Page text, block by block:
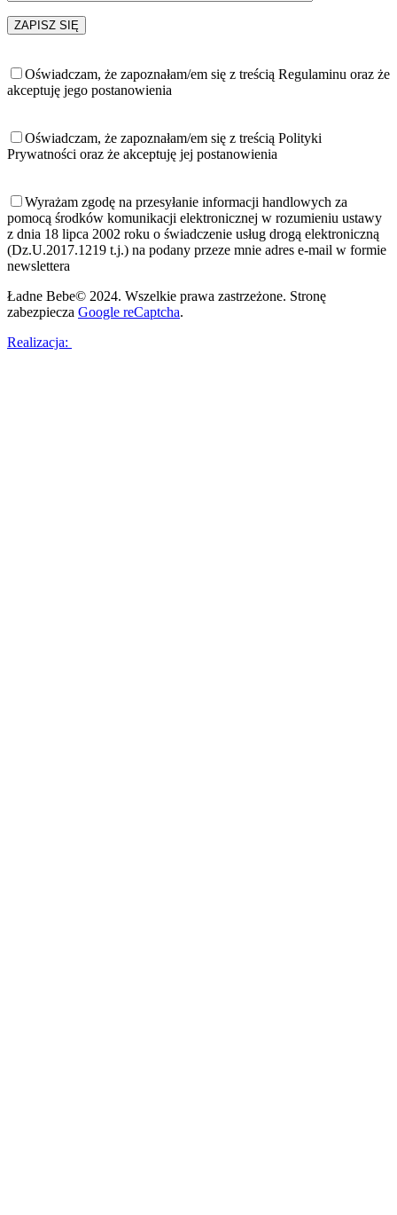
Oświadczam, że zapoznałam/em się z treścią Regulaminu oraz że
akceptuję jego postanowienia
Oświadczam, że zapoznałam/em się z treścią Polityki
Prywatności oraz że akceptuję jej postanowienia
Wyrażam zgodę na przesyłanie informacji handlowych za
pomocą środków komunikacji elektronicznej w rozumieniu ustawy
z dnia 18 lipca 2002 roku o świadczenie usług drogą elektroniczną
(Dz.U.2017.1219 t.j.) na podany przeze mnie adres e-mail w formie
newslettera
Ładne Bebe© 2024. Wszelkie prawa zastrzeżone. Stronę
zabezpiecza Google reCaptcha.
Realizacja: